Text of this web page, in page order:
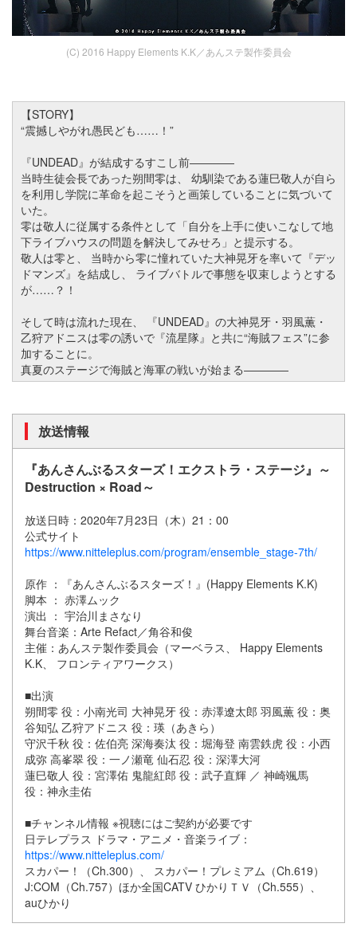
(C) 2016 Happy Elements K.K／あんステ製作委員会
【STORY】
“震撼しやがれ愚民ども……！”
『UNDEAD』が結成するすこし前――――
当時生徒会長であった朔間零は、 幼馴染である蓮巳敬人が自ら
を利用し学院に革命を起こそうと画策していることに気づいて
いた。
零は敬人に従属する条件として「自分を上手に使いこなして地
下ライブハウスの問題を解決してみせろ」と提示する。
敬人は零と、 当時から零に憧れていた大神晃牙を率いて『デッ
ドマンズ』を結成し、 ライブバトルで事態を収束しようとする
が……？！
そして時は流れた現在、 『UNDEAD』の大神晃牙・羽風薫・
乙狩アドニスは零の誘いで『流星隊』と共に“海賊フェス”に参
加することに。
真夏のステージで海賊と海軍の戦いが始まる――――
放送情報
『あんさんぶるスターズ！エクストラ・ステージ』～
Destruction × Road～
放送日時：2020年7月23日（木）21：00
公式サイト
https://www.nitteleplus.com/program/ensemble_stage-7th/
原作 ：『あんさんぶるスターズ！』(Happy Elements K.K)
脚本 ： 赤澤ムック
演出 ： 宇治川まさなり
舞台音楽：Arte Refact／角谷和俊
主催：あんステ製作委員会（マーベラス、 Happy Elements
K.K、 フロンティアワークス）
■出演
朔間零 役：小南光司 大神晃牙 役：赤澤遼太郎 羽風薫 役：奥
谷知弘 乙狩アドニス 役：瑛（あきら）
守沢千秋 役：佐伯亮 深海奏汰 役：堀海登 南雲鉄虎 役：小西
成弥 高峯翠 役：一ノ瀬竜 仙石忍 役：深澤大河
蓮巳敬人 役：宮澤佑 鬼龍紅郎 役：武子直輝 ／ 神崎颯馬
役：神永圭佑
■チャンネル情報 ※視聴にはご契約が必要です
日テレプラス ドラマ・アニメ・音楽ライブ：
https://www.nitteleplus.com/
スカパー！（Ch.300）、 スカパー！プレミアム（Ch.619）
J:COM（Ch.757）ほか全国CATV ひかりＴＶ（Ch.555）、
auひかり